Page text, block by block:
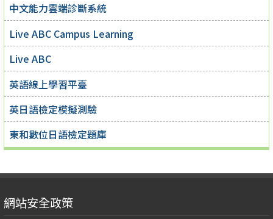
中文能力雲端診斷系統
Live ABC Campus Learning
Live ABC
英語線上學習平臺
英日語檢定模擬測驗
東和數位日語檢定題庫
網站安全政策